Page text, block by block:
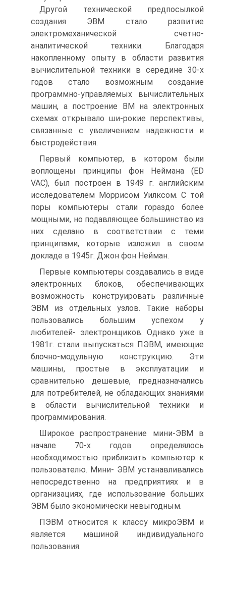
Другой технической предпосылкой
создания ЭВМ стало развитие
электромеханической счетно-
аналитической техники. Благодаря
накопленному опыту в области развития
вычислительной техники в середине 30-х
годов стало возможным создание
программно-управляемых вычислительных
машин, а построение ВМ на электронных
схемах открывало ши-рокие перспективы,
связанные с увеличением надежности и
быстродействия.
Первый компьютер, в котором были
воплощены принципы фон Неймана (ED
VAC), был построен в 1949 г. английским
исследователем Моррисом Уилксом. С той
поры компьютеры стали гораздо более
мощными, но подавляющее большинство из
них сделано в соответствии с теми
принципами, которые изложил в своем
докладе в 1945г. Джон фон Нейман.
Первые компьютеры создавались в виде
электронных блоков, обеспечивающих
возможность конструировать различные
ЭВМ из отдельных узлов. Такие наборы
пользовались большим успехом у
любителей- электронщиков. Однако уже в
1981г. стали выпускаться ПЭВМ, имеющие
блочно-модульную конструкцию. Эти
машины, простые в эксплуатации и
сравнительно дешевые, предназначались
для потребителей, не обладающих знаниями
в области вычислительной техники и
программирования.
Широкое распространение мини-ЭВМ в
начале 70-х годов определялось
необходимостью приблизить компьютер к
пользователю. Мини- ЭВМ устанавливались
непосредственно на предприятиях и в
организациях, где использование больших
ЭВМ было экономически невыгодным.
ПЭВМ относится к классу микроЭВМ и
является машиной индивидуального
пользования.